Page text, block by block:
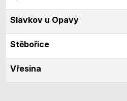
Slavkov u Opavy
Stěbořice
Vřesina